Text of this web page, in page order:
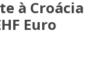
à Croácia
Euro